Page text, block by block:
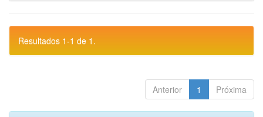
Resultados 1-1 de 1.
Anterior 1 Próxima